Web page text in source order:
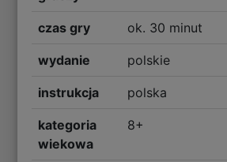
czas gry ok. 30 minut
wydanie polskie
instrukcja polska
kategoria
wiekowa
8+